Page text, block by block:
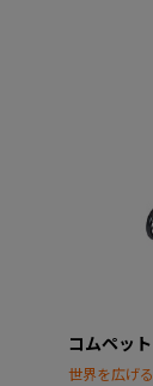
コムペッ
世界を広げ